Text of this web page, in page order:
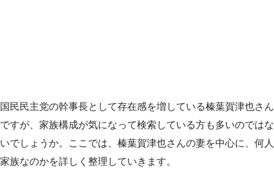
国民民主党の幹事長として存在感を増している榛葉賀津也さん
ですが、家族構成が気になって検索している方も多いのではな
いでしょうか。ここでは、榛葉賀津也さんの妻を中心に、何人
家族なのかを詳しく整理していきます。